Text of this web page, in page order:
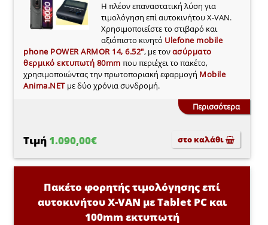
Η πλέον επαναστατική λύση για
τιμολόγηση επί αυτοκινήτου X-VAN.
Χρησιμοποιείστε το στιβαρό και
αξιόπιστο κινητό Ulefone mobile
phone POWER ARMOR 14, 6.52", με τονασύρματο
θερμικό εκτυπωτή 80mm που περιέχει το πακέτο,
χρησιμοποιώντας την πρωτοποριακή εφαρμογή Mobile
Anima.NETμε δύο χρόνια συνδρομή.
Περισσότερα
Τιμή 1.090,00€ στο καλάθι
Πακέτο φορητής τιμολόγησης επί
αυτοκινήτου X-VAN με Tablet PC και
100mm εκτυπωτή